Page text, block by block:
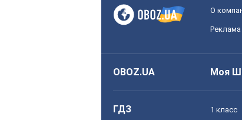
О
Реклама
OBOZ.UA Моя
ГДЗ 1 класс